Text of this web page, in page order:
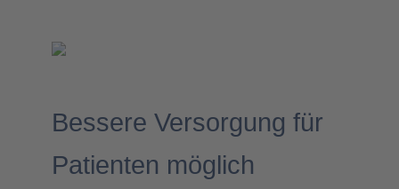
Bessere Versorgung für
Patienten möglich